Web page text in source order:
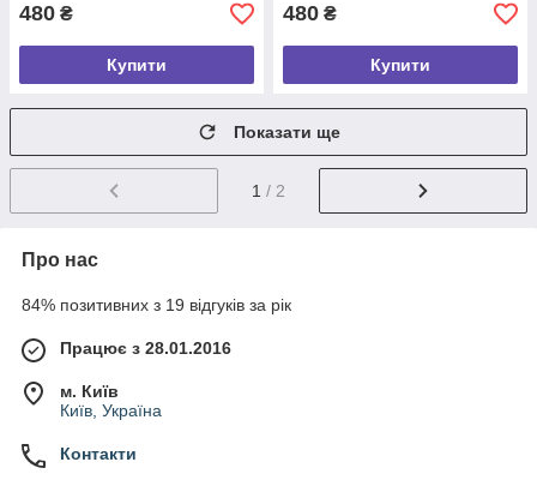
480 ₴
Купити
480 ₴
Купити
Показати ще
1 / 2
Про нас
84% позитивних з 19 відгуків за рік
Працює з 28.01.2016
м. Київ
Київ, Україна
Контакти